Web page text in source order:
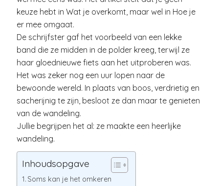
keuze hebt in Wat je overkomt, maar wel in Hoe je
er mee omgaat.
De schrijfster gaf het voorbeeld van een lekke
band die ze midden in de polder kreeg, terwijl ze
haar gloednieuwe fiets aan het uitproberen was.
Het was zeker nog een uur lopen naar de
bewoonde wereld. In plaats van boos, verdrietig en
sacherijnig te zijn, besloot ze dan maar te genieten
van de wandeling.
Jullie begrijpen het al: ze maakte een heerlijke
wandeling.
Inhoudsopgave
Soms kan je het omkeren